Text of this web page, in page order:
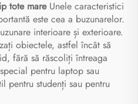
tote mare Unele caracteristici
este cea a buzunarelor.
interioare și exterioare.
obiectele, astfel încât să
fără să răscoliți întreaga
pentru laptop sau
pentru studenți sau pentru